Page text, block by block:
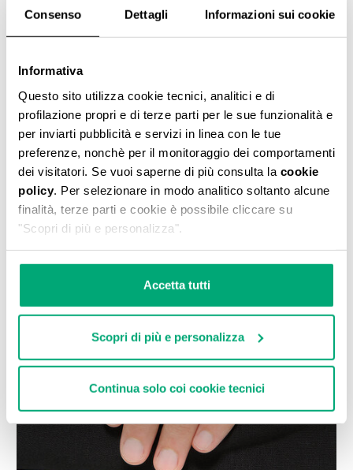
Consenso Dettagli Informazioni sui cookie
Informativa
Questo sito utilizza cookie tecnici, analitici e di
profilazione propri e di terze parti per le sue funzionalità e
per inviarti pubblicità e servizi in linea con le tue
preferenze, nonchè per il monitoraggio dei comportamenti
dei visitatori. Se vuoi saperne di più consulta la cookie
policy. Per selezionare in modo analitico soltanto alcune
finalità, terze parti e cookie è possibile cliccare su
"Scopri di più e personalizza".
Accetta tutti
Scopri di più e personalizza
Continua solo coi cookie tecnici
GUIDA ALLE TAGLIE
AGGIUNGI AL CARRELLO
Seleziona una taglia